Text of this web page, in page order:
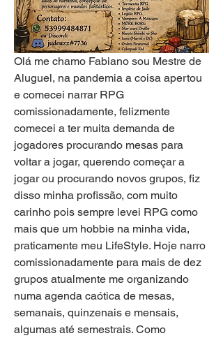
Olá me chamo Fabiano sou Mestre de
Aluguel, na pandemia a coisa apertou
e comecei narrar RPG
comissionadamente, felizmente
comecei a ter muita demanda de
jogadores procurando mesas para
voltar a jogar, querendo começar a
jogar ou procurando novos grupos, fiz
disso minha profissão, com muito
carinho pois sempre levei RPG como
mais que um hobbie na minha vida,
praticamente meu LifeStyle. Hoje narro
comissionadamente para mais de dez
grupos atualmente me organizando
numa agenda caótica de mesas,
semanais, quinzenais e mensais,
algumas até semestrais. Como